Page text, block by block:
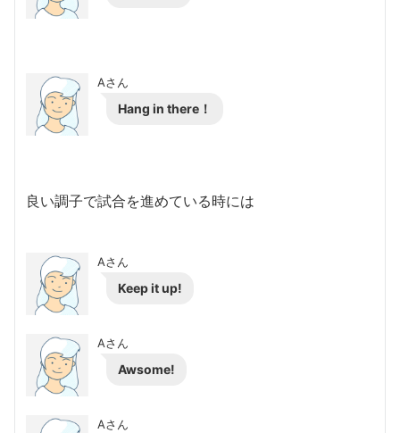
Aさん
Hang in there！
良い調子で試合を進めている時には
Aさん
Keep it up!
Aさん
Awsome!
Aさん